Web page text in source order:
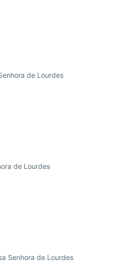
de Lourdes
de Lourdes
Senhora de Lourdes